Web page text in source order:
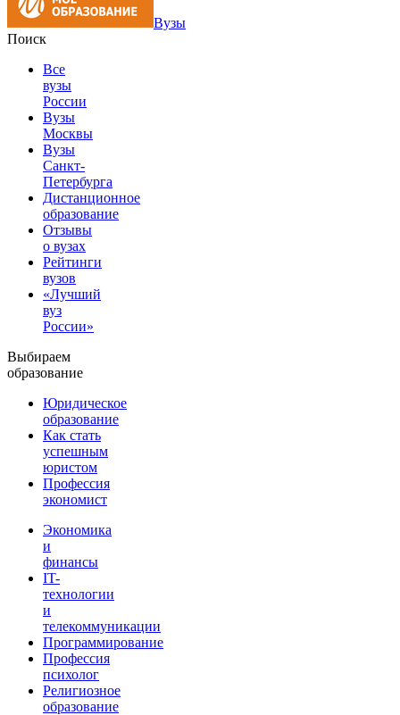
Вузы
Поиск
Все
вузы
России
Вузы
Москвы
Вузы
Санкт-
Петербурга
Дистанционное
образование
Отзывы
о вузах
Рейтинги
вузов
«Лучший
вуз
России»
Выбираем
образование
Юридическое
образование
Как стать
успешным
юристом
Профессия
экономист
Экономика
и
финансы
IT-
технологии
и
телекоммуникации
Программирование
Профессия
психолог
Религиозное
образование